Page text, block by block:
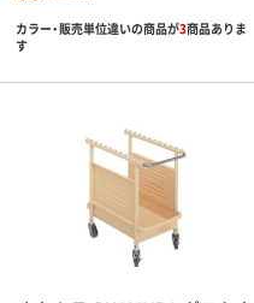
カラー・販売単位違いの商品が3商品ありま
す